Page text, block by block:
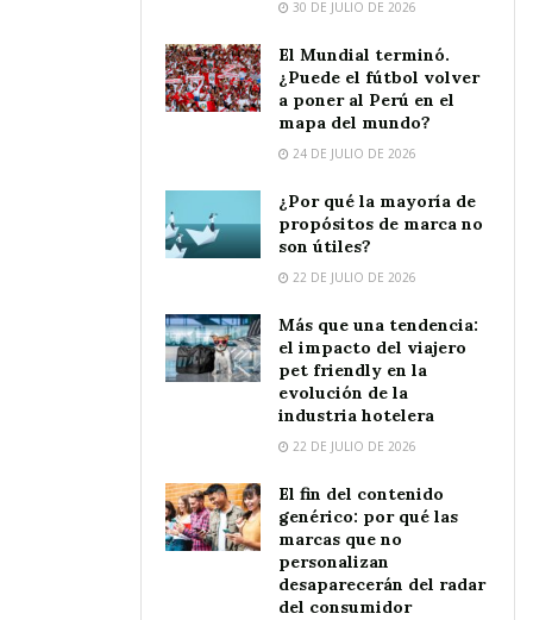
30 DE JULIO DE 2026
El Mundial terminó.
¿Puede el fútbol volver
a poner al Perú en el
mapa del mundo?
24 DE JULIO DE 2026
¿Por qué la mayoría de
propósitos de marca no
son útiles?
22 DE JULIO DE 2026
Más que una tendencia:
el impacto del viajero
pet friendly en la
evolución de la
industria hotelera
22 DE JULIO DE 2026
El fin del contenido
genérico: por qué las
marcas que no
personalizan
desaparecerán del radar
del consumidor